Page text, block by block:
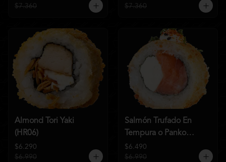
$7.360
$7.360
Almond Tori Yaki
(HR06)
$6.290
$6.990
Salmón Trufado En
Tempura o Panko
(HR04)
$6.490
$6.990